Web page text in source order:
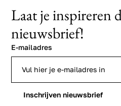
Laat je inspireren
nieuwsbrief!
E-mailadres
Inschrijven nieuwsbrief